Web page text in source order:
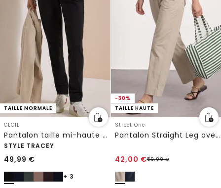
TAILLE NORMALE
CECIL
Pantalon taille mi-haute Slim Leg à jambes étroites, coupe décontractée
STYLE TRACEY
49,99 €
+ 3
-30%
TAILLE HAUTE
Street One
Pantalon Straight Leg avec détail à revers
42,00 €59,99€